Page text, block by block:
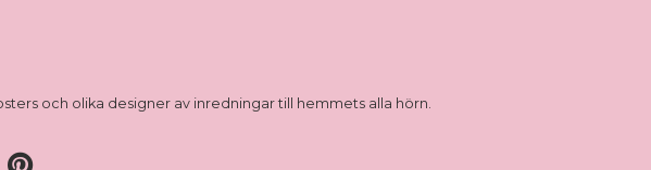
och olika designer av inredningar till hemmets alla hörn.